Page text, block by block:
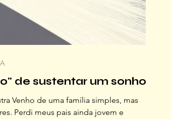
de sustentar um sonho
Venho de uma família simples, mas
Perdi meus pais ainda jovem e